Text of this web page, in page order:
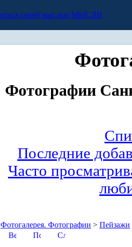
МЫСЛИ
Фотографии
Последние
Часто
Фотогалерея. Фотографии > Пейзажи